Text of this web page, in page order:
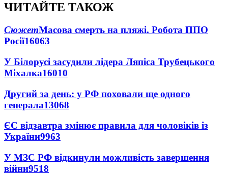
ЧИТАЙТЕ ТАКОЖ
СюжетМасова смерть на пляжі. Робота ППО
Росії16063
У Білорусі засудили лідера Ляпіса Трубецького
Міхалка16010
Другий за день: у РФ поховали ще одного
генерала13068
ЄС відзавтра змінює правила для чоловіків із
України9963
У МЗС РФ відкинули можливість завершення
війни9518